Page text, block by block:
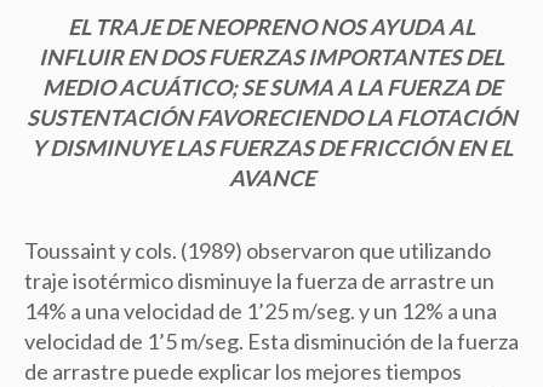
EL TRAJE DE NEOPRENO NOS AYUDA AL
INFLUIR EN DOS FUERZAS IMPORTANTES DEL
MEDIO ACUÁTICO; SE SUMA A LA FUERZA DE
SUSTENTACIÓN FAVORECIENDO LA FLOTACIÓN
Y DISMINUYE LAS FUERZAS DE FRICCIÓN EN EL
AVANCE
Toussaint y cols. (1989) observaron que utilizando
traje isotérmico disminuye la fuerza de arrastre un
14% a una velocidad de 1’25 m/seg. y un 12% a una
velocidad de 1’5 m/seg. Esta disminución de la fuerza
de arrastre puede explicar los mejores tiempos